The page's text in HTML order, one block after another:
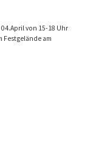
von 15-18 Uhr
Festgelände am